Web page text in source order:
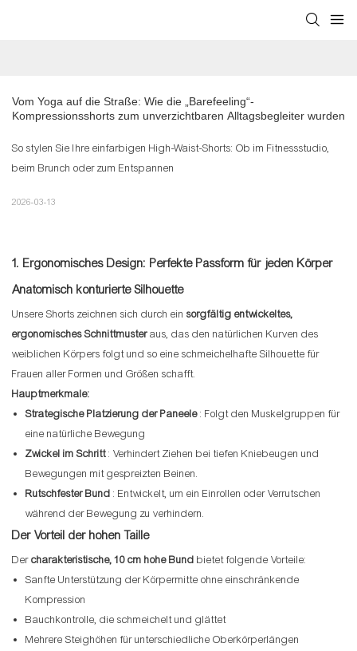
Vom Yoga auf die Straße: Wie die „Barefeeling“-
Kompressionsshorts zum unverzichtbaren Alltagsbegleiter wurden
So stylen Sie Ihre einfarbigen High-Waist-Shorts: Ob im Fitnessstudio,
beim Brunch oder zum Entspannen
2026-03-13
1. Ergonomisches Design: Perfekte Passform für jeden Körper
Anatomisch konturierte Silhouette
Unsere Shorts zeichnen sich durch ein sorgfältig entwickeltes,
ergonomisches Schnittmusteraus, das den natürlichen Kurven des
weiblichen Körpers folgt und so eine schmeichelhafte Silhouette für
Frauen aller Formen und Größen schafft.
Hauptmerkmale:
Strategische Platzierung der Paneele: Folgt den Muskelgruppen für
eine natürliche Bewegung
Zwickel im Schritt: Verhindert Ziehen bei tiefen Kniebeugen und
Bewegungen mit gespreizten Beinen.
Rutschfester Bund : Entwickelt, um ein Einrollen oder Verrutschen
während der Bewegung zu verhindern.
Der Vorteil der hohen Taille
Dercharakteristische, 10 cm hohe Bund bietet folgende Vorteile:
Sanfte Unterstützung der Körpermitte ohne einschränkende
Kompression
Bauchkontrolle, die schmeichelt und glättet
Mehrere Steighöhen für unterschiedliche Oberkörperlängen